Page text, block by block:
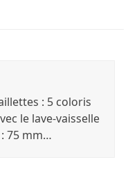
: 5 coloris
le lave-vaisselle
75 mm…